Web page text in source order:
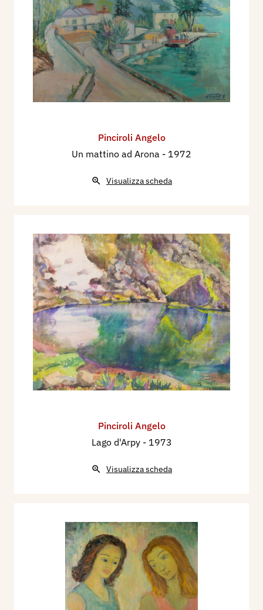
Pinciroli Angelo
Un mattino ad Arona - 1972
Visualizza scheda
Pinciroli Angelo
Lago d'Arpy - 1973
Visualizza scheda